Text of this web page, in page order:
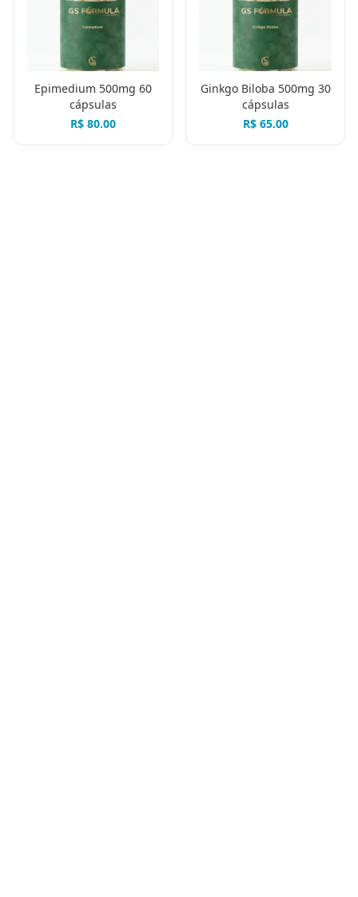
Epimedium 500mg 60
cápsulas
R$ 80.00
Ginkgo Biloba 500mg 30
cápsulas
R$ 65.00